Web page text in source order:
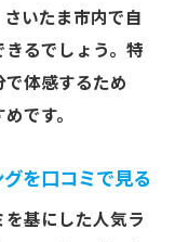
いたま市内で自
るでしょう。特
体感するため
です。
を口コミで見る
基にした人気ラ